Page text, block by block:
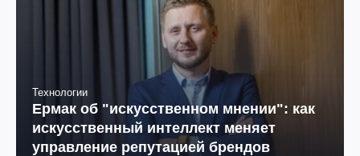
Технологии
Ермак об "искусственном мнении": как
искусственный интеллект меняет
управление репутацией брендов